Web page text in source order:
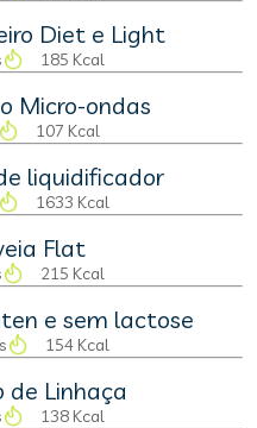
Diet e Light
185 Kcal
Micro-ondas
107 Kcal
liquidificador
1633 Kcal
Flat
215 Kcal
e sem lactose
154 Kcal
de Linhaça
138 Kcal